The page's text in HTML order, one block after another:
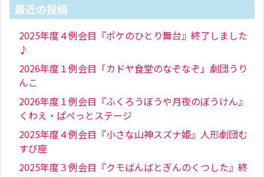
最近の投稿
2025年度４例会目『ポケのひとり舞台』終了しました
♪
2026年度１例会目「カドヤ食堂のなぞなぞ」劇団うり
んこ
2026年度１例会目『ふくろうぼうや月夜のぼうけん』
くわえ・ぱぺっとステージ
2025年度４例会目『小さな山神スズナ姫』人形劇団む
すび座
2025年度３例会目『クモばんばとぎんのくつした』終